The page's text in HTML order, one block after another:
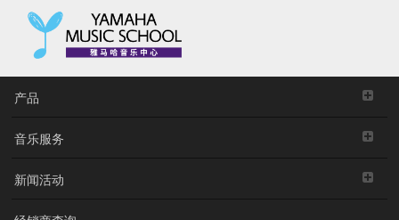
产品
音乐服务
新闻活动